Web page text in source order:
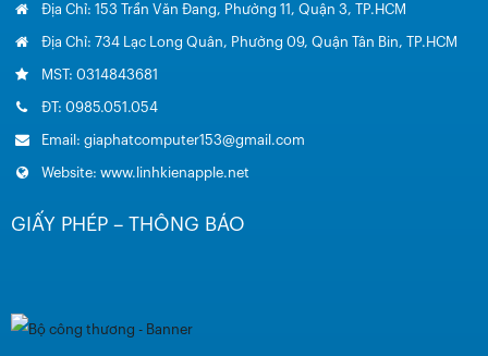
Địa Chỉ: 153 Trần Văn Đang, Phường 11, Quận 3, TP.HCM
Địa Chỉ: 734 Lạc Long Quân, Phường 09, Quận Tân Bin, TP.HCM
MST: 0314843681
ĐT: 0985.051.054
Email: giaphatcomputer153@gmail.com
Website: www.linhkienapple.net
GIẤY PHÉP – THÔNG BÁO